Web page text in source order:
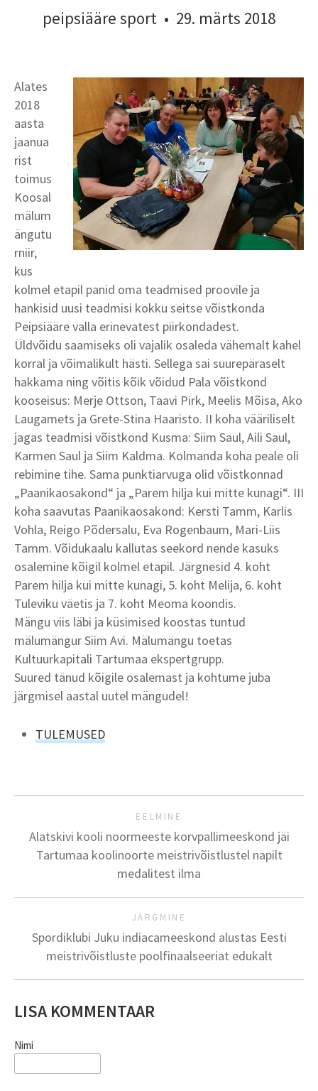
peipsiääre sport • 29. märts 2018
Alates
2018
aasta
jaanua
rist
toimus
Koosal
mälum
ängutu
rniir,
kus
kolmel etapil panid oma teadmised proovile ja
hankisid uusi teadmisi kokku seitse võistkonda
Peipsiääre valla erinevatest piirkondadest.
Üldvõidu saamiseks oli vajalik osaleda vähemalt kahel
korral ja võimalikult hästi. Sellega sai suurepäraselt
hakkama ning võitis kõik võidud Pala võistkond
kooseisus: Merje Ottson, Taavi Pirk, Meelis Mõisa, Ako
Laugamets ja Grete-Stina Haaristo. II koha vääriliselt
jagas teadmisi võistkond Kusma: Siim Saul, Aili Saul,
Karmen Saul ja Siim Kaldma. Kolmanda koha peale oli
rebimine tihe. Sama punktiarvuga olid võistkonnad
„Paanikaosakond“ ja „Parem hilja kui mitte kunagi“. III
koha saavutas Paanikaosakond: Kersti Tamm, Karlis
Vohla, Reigo Põdersalu, Eva Rogenbaum, Mari-Liis
Tamm. Võidukaalu kallutas seekord nende kasuks
osalemine kõigil kolmel etapil. Järgnesid 4. koht
Parem hilja kui mitte kunagi, 5. koht Melija, 6. koht
Tuleviku väetis ja 7. koht Meoma koondis.
Mängu viis läbi ja küsimised koostas tuntud
mälumängur Siim Avi. Mälumängu toetas
Kultuurkapitali Tartumaa ekspertgrupp.
Suured tänud kõigile osalemast ja kohtume juba
järgmisel aastal uutel mängudel!
TULEMUSED
EELMINE
Alatskivi kooli noormeeste korvpallimeeskond jäi
Tartumaa koolinoorte meistrivõistlustel napilt
medalitest ilma
JÄRGMINE
Spordiklubi Juku indiacameeskond alustas Eesti
meistrivõistluste poolfinaalseeriat edukalt
LISA KOMMENTAAR
Nimi